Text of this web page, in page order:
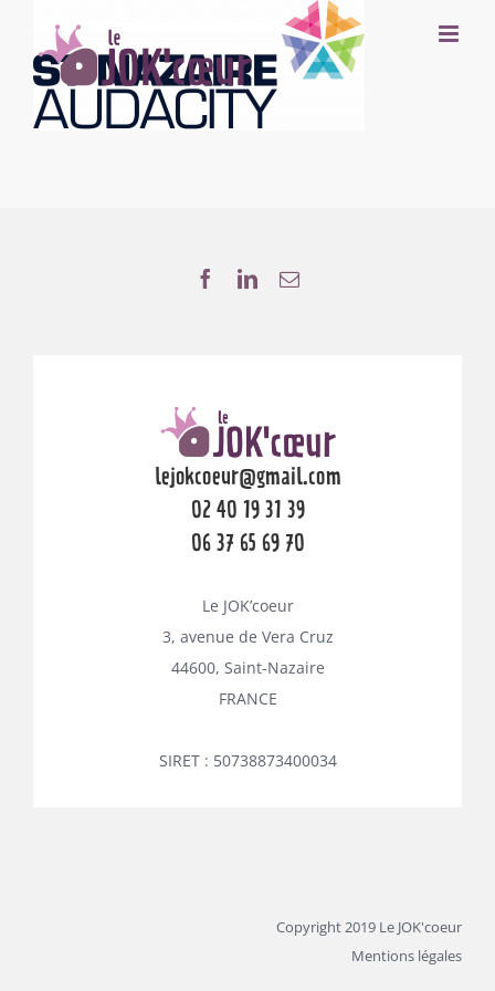
contenu
lejokcoeur@gmail.com
02 40 19 31 39
06 37 65 69 70
Le JOK’coeur
3, avenue de Vera Cruz
44600, Saint-Nazaire
FRANCE
SIRET : 50738873400034
Copyright 2019 Le JOK'coeur
Mentions légales